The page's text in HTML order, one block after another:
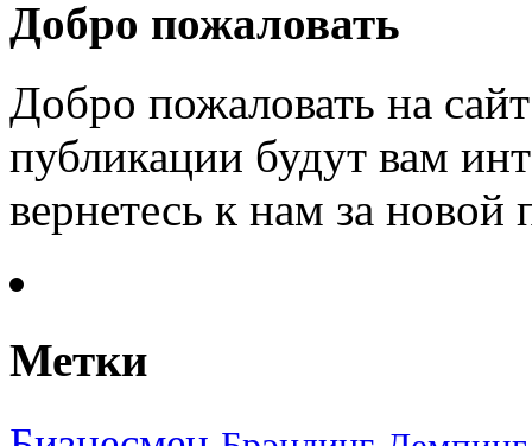
Добро пожаловать
Добро пожаловать на
публикации будут вам
вернетесь к нам за
Метки